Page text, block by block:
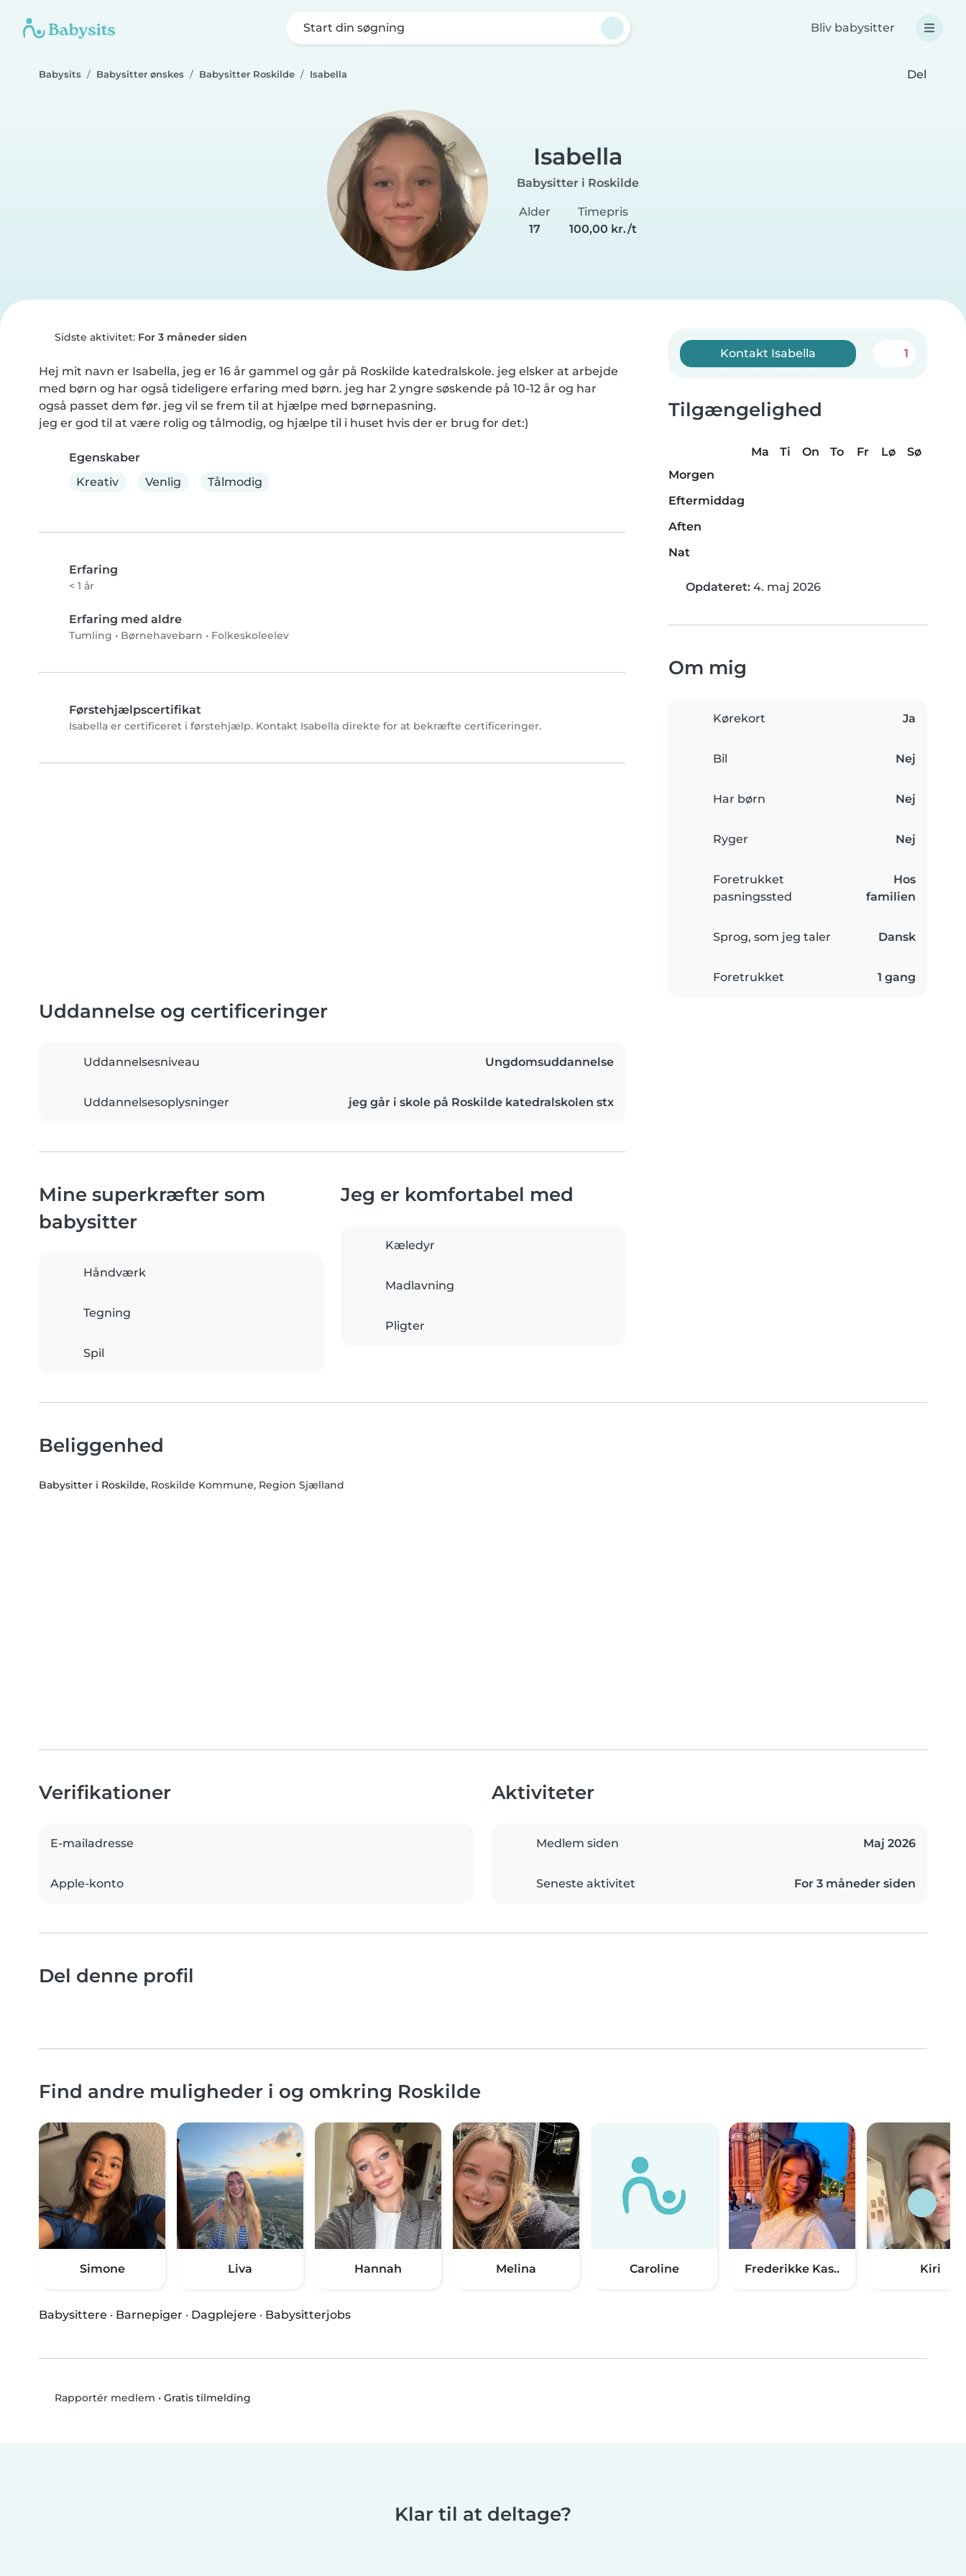
Start din søgning Bliv babysitter
Babysits Babysitter ønskes Babysitter Roskilde Isabella Del
Isabella
Babysitter i Roskilde
Alder
17
Timepris
100,00 kr./t
Sidste aktivitet: For 3 måneder siden
Hej mit navn er Isabella, jeg er 16 år gammel og går på Roskilde katedralskole. jeg elsker at arbejde
med børn og har også tideligere erfaring med børn. jeg har 2 yngre søskende på 10-12 år og har
også passet dem før. jeg vil se frem til at hjælpe med børnepasning.
jeg er god til at være rolig og tålmodig, og hjælpe til i huset hvis der er brug for det:)
Egenskaber
Kreativ
Venlig Tålmodig
Erfaring
< 1 år
Erfaring med aldre
Tumling • Børnehavebarn • Folkeskoleelev
Førstehjælpscertifikat
Isabella er certificeret i førstehjælp. Kontakt Isabella direkte for at bekræfte certificeringer.
Kontakt Isabella 1
Tilgængelighed
Ma Ti On To Fr Lø
Sø
Morgen
Eftermiddag
Aften
Nat
Opdateret: 4. maj 2026
Om mig
Kørekort Ja
Bil Nej
Har børn Nej
Ryger Nej
Foretrukket
pasningssted
Hos
familien
Sprog, som jeg taler Dansk
Foretrukket 1 gang
Uddannelse og certificeringer
Uddannelsesniveau Ungdomsuddannelse
Uddannelsesoplysninger jeg går i skole på Roskilde katedralskolen stx
Mine superkræfter som
babysitter
Håndværk
Tegning
Spil
Jeg er komfortabel med
Kæledyr
Madlavning
Pligter
Beliggenhed
Babysitter i Roskilde, Roskilde Kommune, Region Sjælland
Verifikationer
E-mailadresse
Apple-konto
Aktiviteter
Medlem siden Maj 2026
Seneste aktivitet For 3 måneder siden
Del denne profil
Find andre muligheder i og omkring Roskilde
Simone Liva Hannah Melina Caroline Frederikke Kas.. Kiri
Babysittere · Barnepiger · Dagplejere · Babysitterjobs
Rapportér medlem • Gratis tilmelding
Klar til at deltage?